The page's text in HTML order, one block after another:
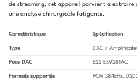
de streaming, cet appareil parvient à extraire
une analyse chirurgicale fatigante.
Caractéristique Spécification
Type DAC /
Puce DAC ESS ES9281AC
Formats supportés PCM 384kHz,